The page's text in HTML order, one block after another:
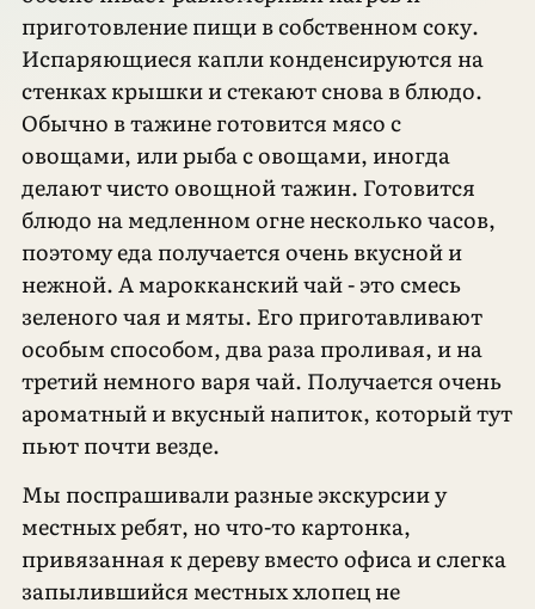
приготовление пищи в собственном соку.
Испаряющиеся капли конденсируются на
стенках крышки и стекают снова в блюдо.
Обычно в тажине готовится мясо с
овощами, или рыба с овощами, иногда
делают чисто овощной тажин. Готовится
блюдо на медленном огне несколько часов,
поэтому еда получается очень вкусной и
нежной. А марокканский чай - это смесь
зеленого чая и мяты. Его приготавливают
особым способом, два раза проливая, и на
третий немного варя чай. Получается очень
ароматный и вкусный напиток, который тут
пьют почти везде.
Мы поспрашивали разные экскурсии у
местных ребят, но что-то картонка,
привязанная к дереву вместо офиса и слегка
запылившийся местных хлопец не